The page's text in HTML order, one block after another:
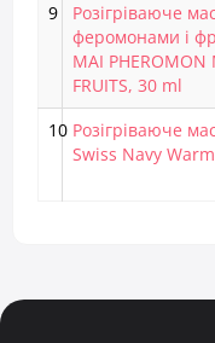
9
Розігріваюче
феромонами і
MAI PHEROMON
FRUITS, 30 ml
10 Розігріваюче
Swiss Navy